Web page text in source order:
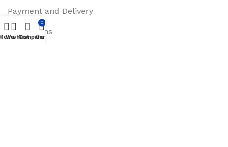
Payment and Delivery
Promotions
WishlistCompare
0
Cart